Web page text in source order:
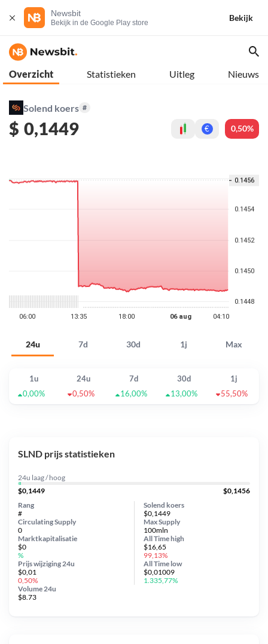
Newsbit
Bekijk in de Google Play store
Bekijk
Overzicht Statistieken Uitleg Nieuws
Solend koers #
$ 0,1449 € 0,50%
24u 7d 30d 1j Max
1u 24u 7d 30d
1j
0,00%
0,50% 16,00% 13,00% 55,50%
SLND prijs statistieken
24u laag / hoog
$0,1449
$0,1456
Solend koers
$0,1449
Circulating Supply
0
Prijs wijziging 24u
$0,01
0,50%
Max Supply
100mln
Marktkapitalisatie
$0
%
Volume 24u
$8.73
Rang
#
All Timehigh
$16,65
99,13%
All Time low
$0,01009
1.335,77%